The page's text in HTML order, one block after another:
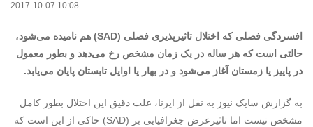
2017-10-07 10:08
افسردگی فصلی که اختلال تاثیرپذیری فصلی (SAD) هم نامیده می‌شود،
حالتی است که هر ساله در یک زمان مشخص رخ می‌دهد و بطور معمول
در پاییز یا زمستان آغاز می‌شود و در بهار یا اوایل تابستان پایان می‌یابد.
به گزارش سایک نیوز به نقل از ایرنا، علت دقیق این اختلال بطور کامل
مشخص نیست اما تاثیرعرض جغرافیایی بر (SAD) حاکی از این است که